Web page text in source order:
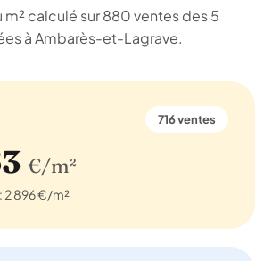
m² calculé sur 880 ventes des 5
à Ambarès-et-Lagrave.
716 ventes
€/m²
2 896 €/m²